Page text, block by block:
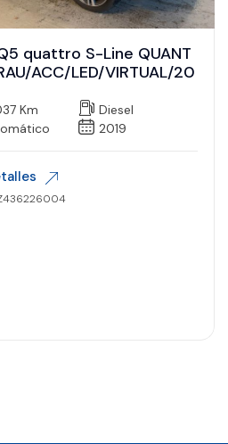
quattro S-Line QUANT
ACC/LED/VIRTUAL/20
Km
Diesel
2019